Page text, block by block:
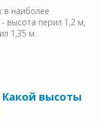
в наиболее
высота перил 1,2 м,
1,35 м.
Какой высоты